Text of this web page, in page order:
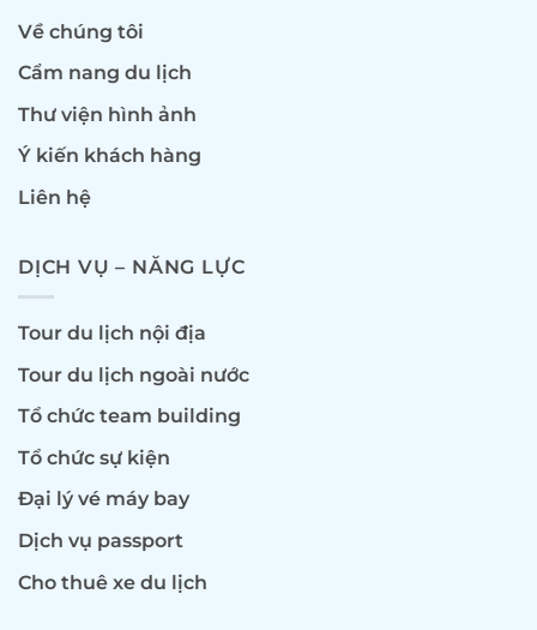
Về chúng tôi
Cẩm nang du lịch
Thư viện hình ảnh
Ý kiến khách hàng
Liên hệ
DỊCH VỤ – NĂNG LỰC
Tour du lịch nội địa
Tour du lịch ngoài nước
Tổ chức team building
Tổ chức sự kiện
Đại lý vé máy bay
Dịch vụ passport
Cho thuê xe du lịch